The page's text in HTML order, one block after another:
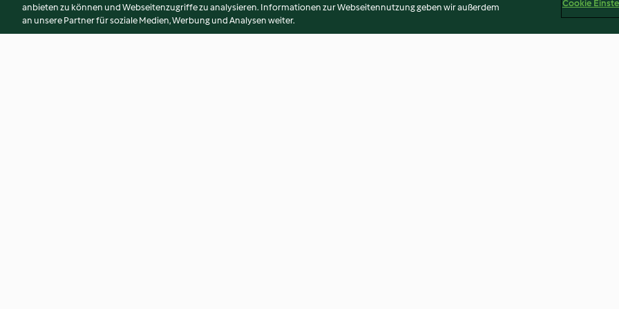
anbieten zu können und Webseitenzugriffe zu analysieren. Informationen zur Webseitennutzung geben wir außerdem
an unsere Partner für soziale Medien, Werbung und Analysen weiter.
Cookie